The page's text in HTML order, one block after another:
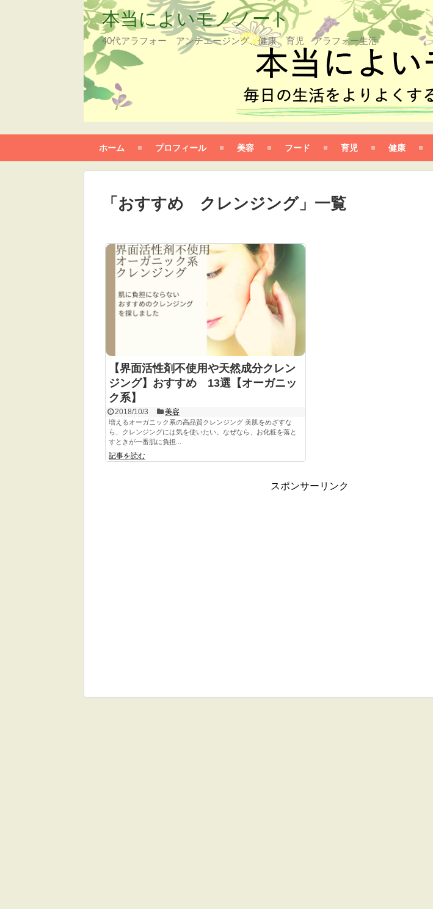
本当によいモノノート
40代アラフォー アンチエージング、健康、育児 アラフォー生活
ホーム プロフィール 美容 フード 育児 健康
「 おすすめ クレンジング」 一覧
【界面活性剤不使用や天然成分クレン
ジング】おすすめ 13選【オーガニッ
ク系】
2018/10/3 美容
増えるオーガニック系の高品質クレンジング 美肌をめざすな
ら、クレンジングには気を使いたい。なぜなら、お化粧を落と
すときが一番肌に負担...
記事を読む
スポンサーリンク